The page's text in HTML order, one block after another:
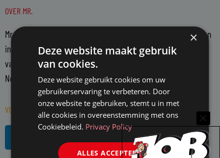
OVER MR.
Mr. is hét platform voor juristen. Mr. bericht over actuele zaken
in de juridische wereld en belicht en becommentarieert deze
vanuit een onafhankelijke positie. Mr. richt zich op alle in
Nederland actieve juristen en WO-rechtenstudenten.
VOLG MR. OP SOCIAL MEDIA
R
×
Deze website maakt gebruik
van cookies.
Deze website gebruikt cookies om uw
gebruikerservaring te verbeteren. Door
onze website te gebruiken, stemt u in met
alle cookies in overeenstemming met ons
Cookiebeleid. Privacy Policy
ALLES ACCEPTEREN